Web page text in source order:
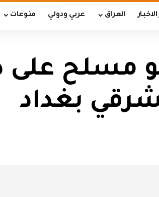
العراق عربي ودولي منوعات
على
بغداد